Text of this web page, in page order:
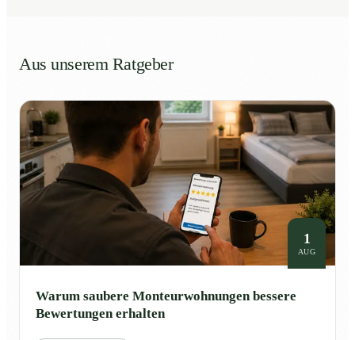
Aus unserem Ratgeber
1
AUG
Warum saubere Monteurwohnungen bessere
Bewertungen erhalten